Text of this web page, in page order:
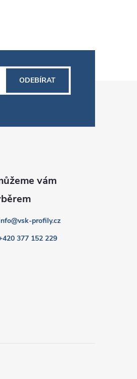
ODEBÍRAT
@vsk-profily.cz
377 152 229